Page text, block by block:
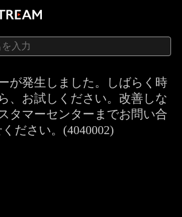
が発生しました。しばらく時
、お試しください。改善しな
タマーセンターまでお問い合
ださい。(4040002)